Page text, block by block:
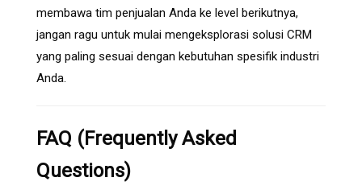
membawa tim penjualan Anda ke level berikutnya,
jangan ragu untuk mulai mengeksplorasi solusi CRM
yang paling sesuai dengan kebutuhan spesifik industri
Anda.
FAQ (Frequently Asked
Questions)